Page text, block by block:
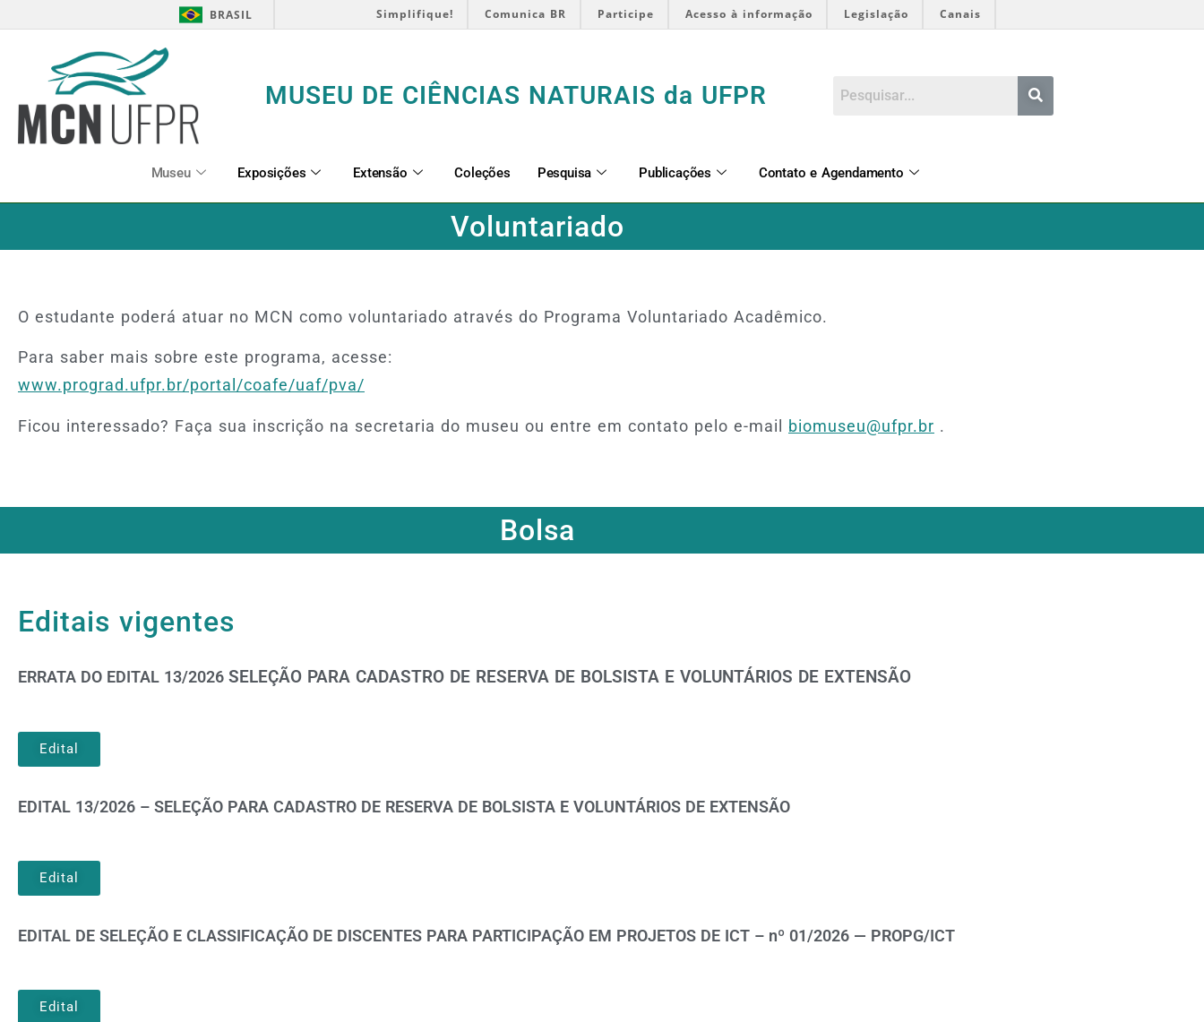
BRASIL Simplifique! Comunica BR Participe Acesso à informação Legislação Canais
MUSEU DE CIÊNCIAS NATURAIS da UFPR
Museu Exposições Extensão Coleções Pesquisa Publicações Contato e Agendamento
Voluntariado
O estudante poderá atuar no MCN como voluntariado através do Programa Voluntariado Acadêmico.
Para saber mais sobre este programa, acesse:
www.prograd.ufpr.br/portal/coafe/uaf/pva/
Ficou interessado? Faça sua inscrição na secretaria do museu ou entre em contato pelo e-mail biomuseu@ufpr.br .
Bolsa
Editais vigentes
ERRATA DO EDITAL 13/2026 SELEÇÃO PARA CADASTRO DE RESERVA DE BOLSISTA E VOLUNTÁRIOS DE EXTENSÃO
Edital
EDITAL 13/2026 – SELEÇÃO PARA CADASTRO DE RESERVA DE BOLSISTA E VOLUNTÁRIOS DE EXTENSÃO
Edital
EDITAL DE SELEÇÃO E CLASSIFICAÇÃO DE DISCENTES PARA PARTICIPAÇÃO EM PROJETOS DE ICT – nº 01/2026 — PROPG/ICT
Edital